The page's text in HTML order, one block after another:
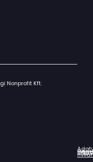
Nonprofit Kft.